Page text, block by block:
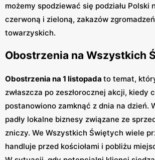
możemy spodziewać się podziału Polski
czerwoną i zieloną, zakazów
towarzyskich.
Obostrzenia na Wszystkich
Obostrzenia na 1 listopada to temat,
zwłaszcza po zeszłorocznej akcji, kiedy
postanowiono zamknąć z dnia na dzień.
padły lokalne biznesy związane ze
zniczy. We Wszystkich Świętych wiele
handluje przed kościołami i pobliżu